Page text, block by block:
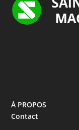
À PROPOS
Contact